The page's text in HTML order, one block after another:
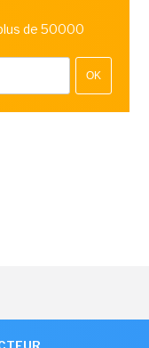
de 50000
OK